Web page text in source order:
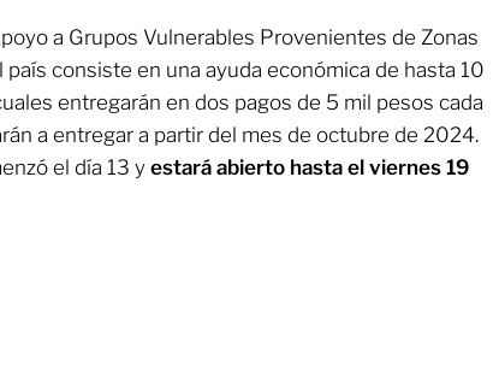
a Grupos Vulnerables Provenientes de Zonas
país consiste en una ayuda económica de hasta 10
entregarán en dos pagos de 5 mil pesos cada
a entregar a partir del mes de octubre de 2024.
el día 13 y estará abierto hasta el viernes 19